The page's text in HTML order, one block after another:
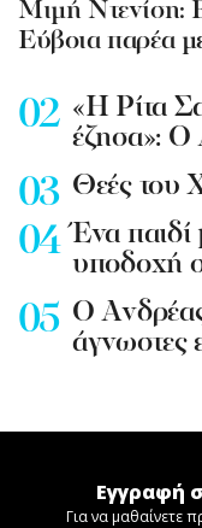
Mιμή Ντενίση:
Εύβοια παρέα
«Η Ρίτα
έζησα»: Ο
Θεές του
Ένα παιδί
υποδοχή
Ο
άγνωστες
Εγγραφή
Για να μαθαίνετε